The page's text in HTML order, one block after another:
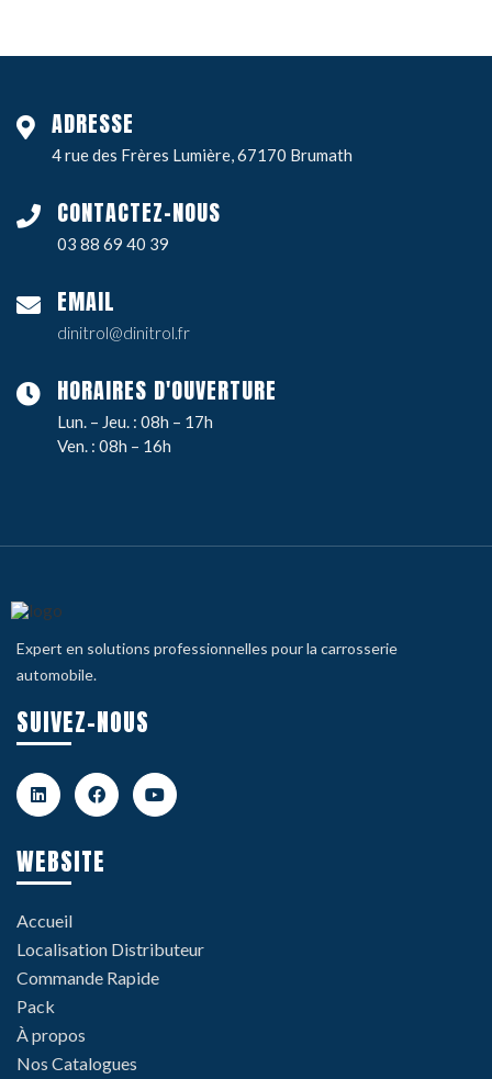
ADRESSE
4 rue des Frères Lumière, 67170 Brumath
CONTACTEZ-NOUS
03 88 69 40 39
EMAIL
dinitrol@dinitrol.fr
HORAIRES D'OUVERTURE
Lun. – Jeu. : 08h – 17h
Ven. : 08h – 16h
Expert en solutions professionnelles pour la carrosserie
automobile.
SUIVEZ-NOUS
WEBSITE
Accueil
Localisation Distributeur
Commande Rapide
Pack
À propos
Nos Catalogues